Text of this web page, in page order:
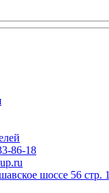
86-18
шоссе 56 стр. 1